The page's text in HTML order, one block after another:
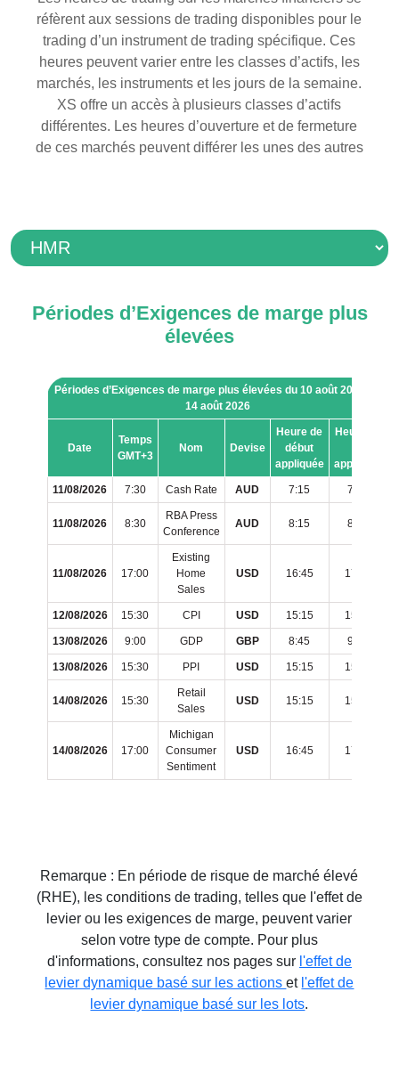
réfèrent aux sessions de trading disponibles pour le
trading d’un instrument de trading spécifique. Ces
heures peuvent varier entre les classes d’actifs, les
marchés, les instruments et les jours de la semaine.
XS offre un accès à plusieurs classes d’actifs
différentes. Les heures d’ouverture et de fermeture
de ces marchés peuvent différer les unes des autres
Périodes d’Exigences de marge plus
élevées
Périodes d’Exigences de marge plus élevées du 10 août 2026 au
14 août 2026
Date
Temps
GMT+3
Nom Devise
Heure de
début
appliquée
Heure de
appliquée
11/08/2026 7:30 Cash Rate AUD 7:15 7:40
11/08/2026 8:30
RBA Press
Conference
AUD 8:15 8:40
11/08/2026 17:00
Existing
Home
Sales
USD 16:45 17:10
12/08/2026 15:30 CPI USD 15:15 15:40
13/08/2026 9:00 GDP GBP 8:45 9:10
13/08/2026 15:30 PPI USD 15:15 15:40
14/08/2026 15:30
Retail
Sales
USD 15:15 15:40
14/08/2026 17:00
Michigan
Consumer
Sentiment
USD 16:45 17:10
Remarque : En période de risque de marché élevé
(RHE), les conditions de trading, telles que l'effet de
levier ou les exigences de marge, peuvent varier
selon votre type de compte. Pour plus
d'informations, consultez nos pages sur l'effet de
levier dynamique basé sur les actionset l'effet de
levier dynamique basé sur les lots.